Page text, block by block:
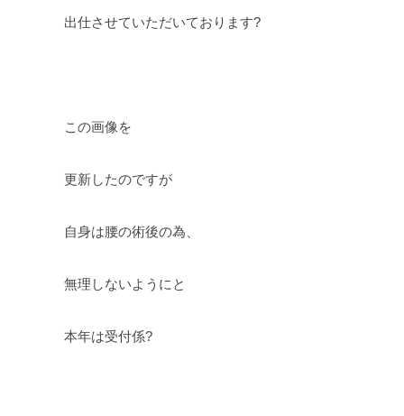
出仕させていただいております?
この画像を
更新したのですが
自身は腰の術後の為、
無理しないようにと
本年は受付係?